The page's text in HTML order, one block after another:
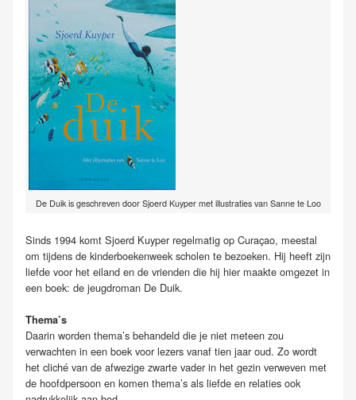
De Duik is geschreven door Sjoerd Kuyper met illustraties van Sanne te Loo
Sinds 1994 komt Sjoerd Kuyper regelmatig op Curaçao, meestal
om tijdens de kinderboekenweek scholen te bezoeken. Hij heeft zijn
liefde voor het eiland en de vrienden die hij hier maakte omgezet in
een boek: de jeugdroman De Duik.
Thema’s
Daarin worden thema’s behandeld die je niet meteen zou
verwachten in een boek voor lezers vanaf tien jaar oud. Zo wordt
het cliché van de afwezige zwarte vader in het gezin verweven met
de hoofdpersoon en komen thema’s als liefde en relaties ook